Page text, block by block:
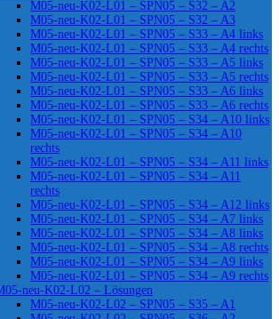
M05-neu-K02-L01 – SPN05 – S32 – A2
M05-neu-K02-L01 – SPN05 – S32 – A3
M05-neu-K02-L01 – SPN05 – S33 – A4 links
M05-neu-K02-L01 – SPN05 – S33 – A4 rechts
M05-neu-K02-L01 – SPN05 – S33 – A5 links
M05-neu-K02-L01 – SPN05 – S33 – A5 rechts
M05-neu-K02-L01 – SPN05 – S33 – A6 links
M05-neu-K02-L01 – SPN05 – S33 – A6 rechts
M05-neu-K02-L01 – SPN05 – S34 – A10 links
M05-neu-K02-L01 – SPN05 – S34 – A10
rechts
M05-neu-K02-L01 – SPN05 – S34 – A11 links
M05-neu-K02-L01 – SPN05 – S34 – A11
rechts
M05-neu-K02-L01 – SPN05 – S34 – A12 links
M05-neu-K02-L01 – SPN05 – S34 – A7 links
M05-neu-K02-L01 – SPN05 – S34 – A8 links
M05-neu-K02-L01 – SPN05 – S34 – A8 rechts
M05-neu-K02-L01 – SPN05 – S34 – A9 links
M05-neu-K02-L01 – SPN05 – S34 – A9 rechts
neu-K02-L02 – Lösungen
M05-neu-K02-L02 – SPN05 – S35 – A1